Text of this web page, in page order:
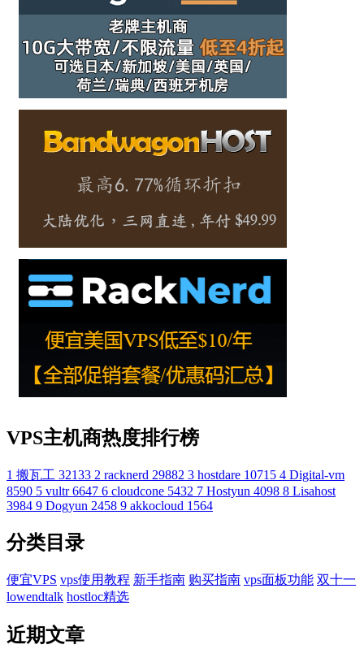
VPS主机商热度排行榜
1 搬瓦工 32133 2 racknerd 29882 3 hostdare 10715 4 Digital-vm
8590 5 vultr 6647 6 cloudcone 5432 7 Hostyun 4098 8 Lisahost
3984 9 Dogyun 2458 9 akkocloud 1564
分类目录
便宜VPS vps使用教程 新手指南 购买指南 vps面板功能 双十一
lowendtalk hostloc精选
近期文章